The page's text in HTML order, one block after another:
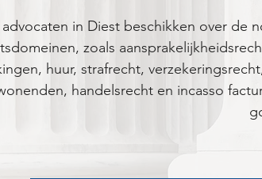
advocaten in Diest beschikken over de
zoals
huur, strafrecht,
handelsrecht en incasso